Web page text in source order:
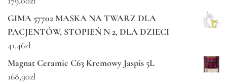
GIMA 57702 MASKA NA TWARZ DLA
PACJENTÓW, STOPIEŃ N 2, DLA DZIECI
41,46zł
Magnat Ceramic C63 Kremowy Jaspis 5L
168,90zł